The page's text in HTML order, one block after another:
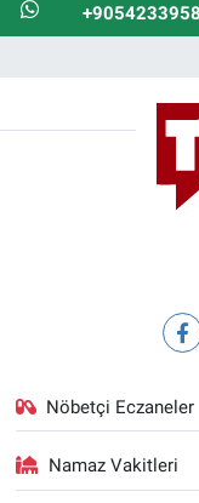
Nöbetçi Eczaneler
Namaz Vakitleri